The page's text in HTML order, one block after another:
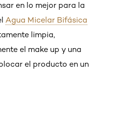
en lo mejor para la
Agua Micelar Bifásica
limpia,
el make up y una
el producto en un